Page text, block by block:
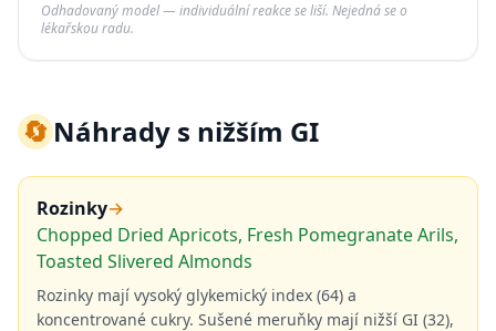
Odhadovaný model — individuální reakce se liší. Nejedná se o
lékařskou radu.
🔄Náhrady s nižším GI
Rozinky→
Chopped Dried Apricots, Fresh Pomegranate Arils,
Toasted Slivered Almonds
Rozinky mají vysoký glykemický index (64) a
koncentrované cukry. Sušené meruňky mají nižší GI (32),